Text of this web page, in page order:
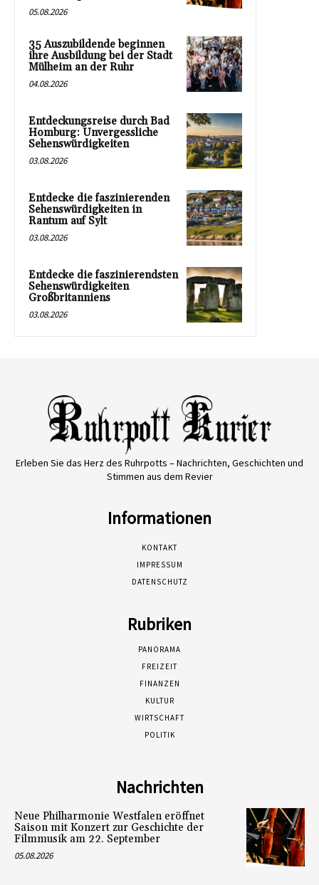
05.08.2026
35 Auszubildende beginnen
ihre Ausbildung bei der Stadt
Mülheim an der Ruhr
04.08.2026
Entdeckungsreise durch Bad
Homburg: Unvergessliche
Sehenswürdigkeiten
03.08.2026
Entdecke die faszinierenden
Sehenswürdigkeiten in
Rantum auf Sylt
03.08.2026
Entdecke die faszinierendsten
Sehenswürdigkeiten
Großbritanniens
03.08.2026
Erleben Sie das Herz des Ruhrpotts – Nachrichten, Geschichten und
Stimmen aus dem Revier
Informationen
KONTAKT
IMPRESSUM
DATENSCHUTZ
Rubriken
PANORAMA
FREIZEIT
FINANZEN
KULTUR
WIRTSCHAFT
POLITIK
Nachrichten
Neue Philharmonie Westfalen eröffnet
Saison mit Konzert zur Geschichte der
Filmmusik am 22. September
05.08.2026